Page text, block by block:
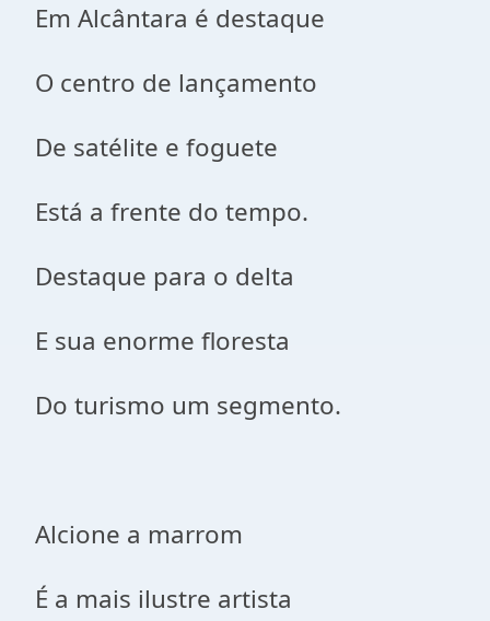
Em Alcântara é destaque
O centro de lançamento
De satélite e foguete
Está a frente do tempo.
Destaque para o delta
E sua enorme floresta
Do turismo um segmento.
Alcione a marrom
É a mais ilustre artista